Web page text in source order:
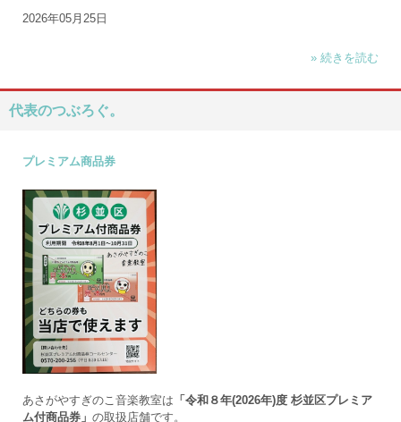
2026年05月25日
» 続きを読む
代表のつぶろぐ。
プレミアム商品券
あさがやすぎのこ音楽教室は 「令和８年(2026年)度 杉並区プレミア
ム付商品券」 の取扱店舗です。